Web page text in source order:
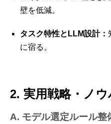
壁を低減。
タスク特性とLLM設計：
に宿る。
2. 実用戦略・ノウ
A. モデル選定ルール整